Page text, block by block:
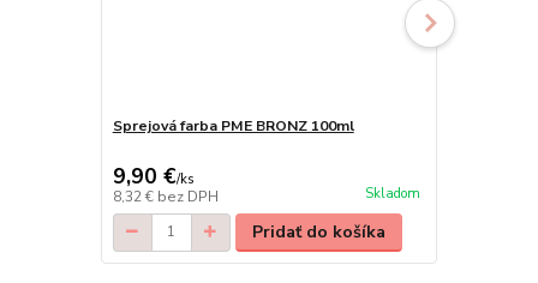
Sprejová farba PME BRONZ 100ml
9,90 €/ks
8,32 € bez DPH Skladom
Pridať do košíka